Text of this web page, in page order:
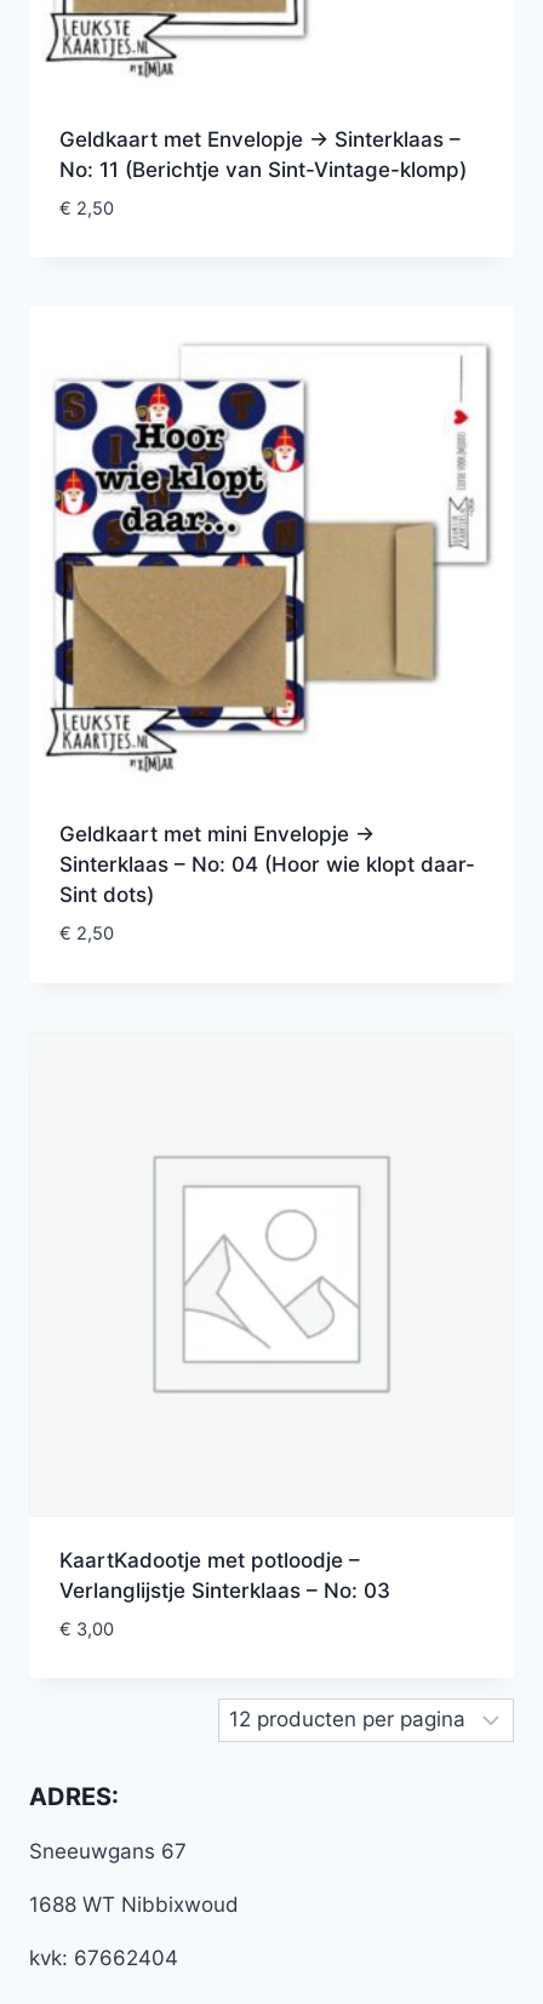
Geldkaart met Envelopje -> Sinterklaas –
No: 11 (Berichtje van Sint-Vintage-klomp)
€ 2,50
Geldkaart met mini Envelopje ->
Sinterklaas – No: 04 (Hoor wie klopt daar-
Sint dots)
€ 2,50
KaartKadootje met potloodje –
Verlanglijstje Sinterklaas – No: 03
€ 3,00
ADRES:
Sneeuwgans 67
1688 WT Nibbixwoud
kvk: 67662404